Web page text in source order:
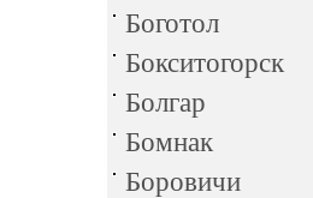
Боготол
Бокситогорск
Болгар
Бомнак
Боровичи